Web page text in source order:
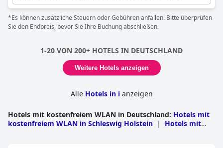
*Es können zusätzliche Steuern oder Gebühren anfallen. Bitte überprüfen
Sie den Endpreis, bevor Sie Ihre Buchung abschließen.
1-20 VON 200+ HOTELS IN DEUTSCHLAND
Weitere Hotels anzeigen
Alle Hotels in ianzeigen
Hotels mit kostenfreiem WLAN in Deutschland: Hotels mit
kostenfreiem WLAN in Schleswig Holstein |
Hotels mit